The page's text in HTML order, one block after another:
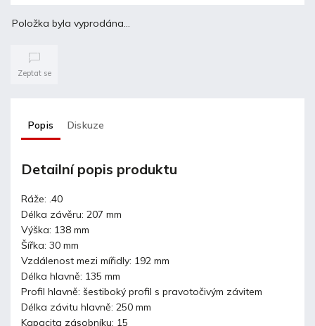
Položka byla vyprodána…
Zeptat se
Popis Diskuze
Detailní popis produktu
Ráže: .40
Délka závěru: 207 mm
Výška: 138 mm
Šířka: 30 mm
Vzdálenost mezi mířidly: 192 mm
Délka hlavně: 135 mm
Profil hlavně: šestiboký profil s pravotočivým závitem
Délka závitu hlavně: 250 mm
Kapacita zásobníku: 15